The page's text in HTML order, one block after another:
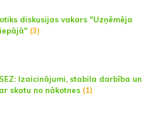
diskusijas vakars "Uzņēmēja
(3)
Izaicinājumi, stabila darbība un
skatu no nākotnes (1)